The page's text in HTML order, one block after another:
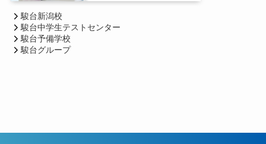
駿台新潟校
駿台中学生テストセンター
駿台予備学校
駿台グループ